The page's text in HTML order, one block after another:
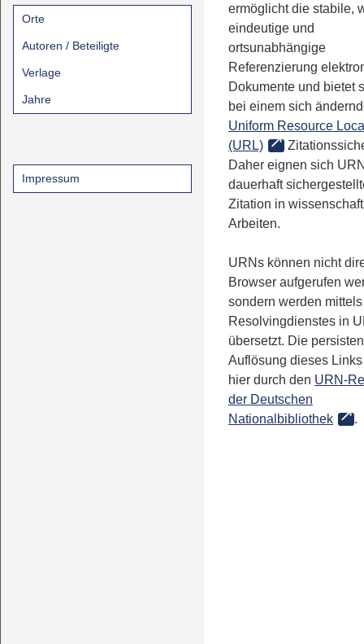
Orte
Autoren / Beteiligte
Verlage
Jahre
Impressum
ermöglicht die stabile,
eindeutige und
ortsunabhängige
Referenzierung
Dokumente und bietet
bei einem sich
Uniform Resource
(URL)
Daher eignen sich
dauerhaft
Zitation in
Arbeiten.
URNs können nicht
Browser aufgerufen
sondern werden
Resolvingdienstes in
übersetzt. Die
Auflösung dieses
hier durch den URN-
der Deutschen
Nationalbibliothek
.